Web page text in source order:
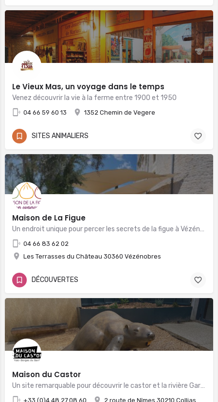
Le Vieux Mas, un voyage dans le temps
Venez découvrir la vie à la ferme entre 1900 et 1950
04 66 59 60 13 1352 Chemin de Vegere
SITES ANIMALIERS
Maison de La Figue
Un endroit unique pour percer les secrets de la figue à Vézénobres, Village de Caractère !
04 66 83 62 02
Les Terrasses du Château 30360 Vézénobres
DÉCOUVERTES
Maison du Castor
Un site remarquable pour découvrir le castor et la rivière Gardon !
+33 (0)4.48.27.08.60 2 route de Nîmes 30210 Collias